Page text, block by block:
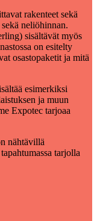
rakenteet sekä
neliöhinnan.
sisältävät myös
on esitelty
osastopaketit ja mitä
esimerkiksi
ja muun
Expotec tarjoaa
nähtävillä
tarjolla